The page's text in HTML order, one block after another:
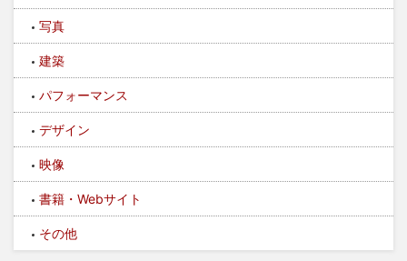
写真
建築
パフォーマンス
デザイン
映像
書籍・Webサイト
その他